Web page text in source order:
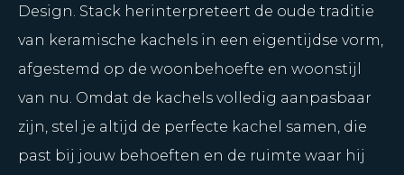
Design. Stack herinterpreteert de oude traditie
van keramische kachels in een eigentijdse vorm,
afgestemd op de woonbehoefte en woonstijl
van nu. Omdat de kachels volledig aanpasbaar
zijn, stel je altijd de perfecte kachel samen, die
past bij jouw behoeften en de ruimte waar hij